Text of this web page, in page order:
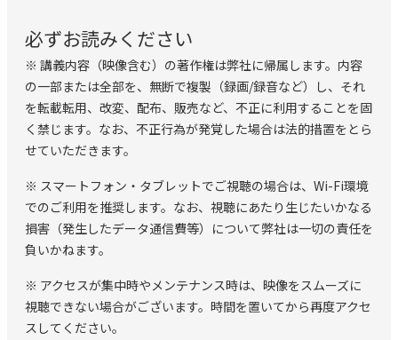
必ずお読みください
※ 講義内容（映像含む）の著作権は弊社に帰属します。内容
の一部または全部を、無断で複製（録画/録音など）し、それ
を転載転用、改変、配布、販売など、不正に利用することを固
く禁じます。なお、不正行為が発覚した場合は法的措置をとら
せていただきます。
※ スマートフォン・タブレットでご視聴の場合は、Wi-Fi環境
でのご利用を推奨します。なお、視聴にあたり生じたいかなる
損害（発生したデータ通信費等）について弊社は一切の責任を
負いかねます。
※ アクセスが集中時やメンテナンス時は、映像をスムーズに
視聴できない場合がございます。時間を置いてから再度アクセ
スしてください。